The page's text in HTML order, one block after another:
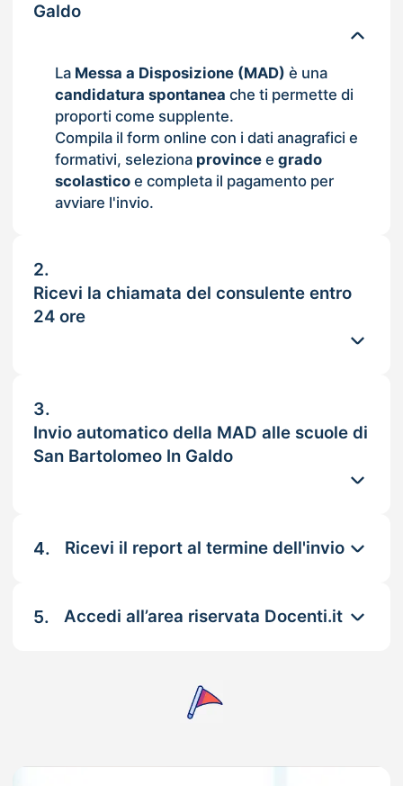
Galdo
La Messa a Disposizione (MAD) è una
candidatura spontanea che ti permette di
proporti come supplente.
Compila il form online con i dati anagrafici e
formativi, seleziona provincee grado
scolasticoe completa il pagamento per
avviare l'invio.
2.
Ricevi la chiamata del consulente entro
24 ore
3.
Invio automatico della MAD alle scuole di
San Bartolomeo In Galdo
4. Ricevi il report al termine dell'invio
5. Accedi all’area riservata Docenti.it